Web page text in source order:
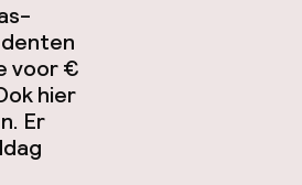
voor €
hier
Er